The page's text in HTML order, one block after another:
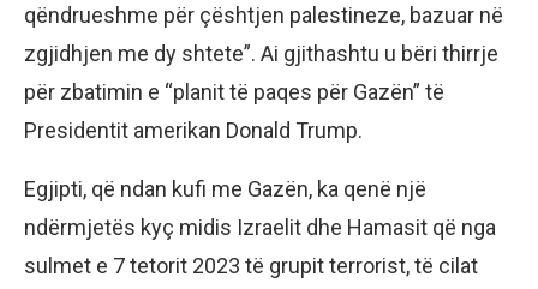
qëndrueshme për çështjen palestineze, bazuar në
zgjidhjen me dy shtete”. Ai gjithashtu u bëri thirrje
për zbatimin e “planit të paqes për Gazën” të
Presidentit amerikan Donald Trump.
Egjipti, që ndan kufi me Gazën, ka qenë një
ndërmjetës kyç midis Izraelit dhe Hamasit që nga
sulmet e 7 tetorit 2023 të grupit terrorist, të cilat